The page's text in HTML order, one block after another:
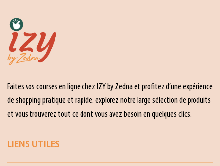
Faites vos courses en ligne chez IZY by Zedna et profitez d’une expérience
de shopping pratique et rapide. explorez notre large sélection de produits
et vous trouverez tout ce dont vous avez besoin en quelques clics.
LIENS UTILES